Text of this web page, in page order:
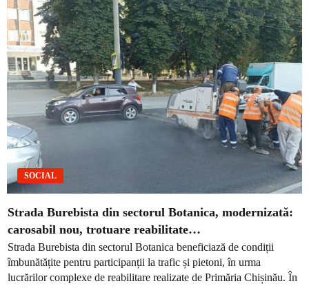
SOCIAL
Strada Burebista din sectorul Botanica, modernizată:
carosabil nou, trotuare reabilitate…
Strada Burebista din sectorul Botanica beneficiază de condiții
îmbunătățite pentru participanții la trafic și pietoni, în urma
lucrărilor complexe de reabilitare realizate de Primăria Chișinău. În